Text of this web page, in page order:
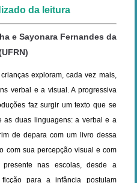
da leitura
e Sayonara Fernandes da
exploram, cada vez mais,
verbal e a visual. A progressiva
faz surgir um texto que se
as duas linguagens: a verbal e a
de depara com um livro dessa
com sua percepção visual e com
nas escolas, desde a
para a infância postulam